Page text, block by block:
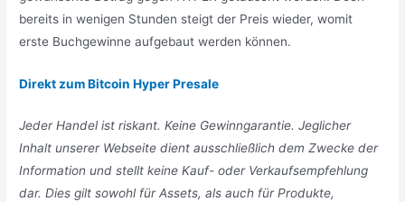
bereits in wenigen Stunden steigt der Preis wieder, womit
erste Buchgewinne aufgebaut werden können.
Direkt zum Bitcoin Hyper Presale
Jeder Handel ist riskant. Keine Gewinngarantie. Jeglicher
Inhalt unserer Webseite dient ausschließlich dem Zwecke der
Information und stellt keine Kauf- oder Verkaufsempfehlung
dar. Dies gilt sowohl für Assets, als auch für Produkte,